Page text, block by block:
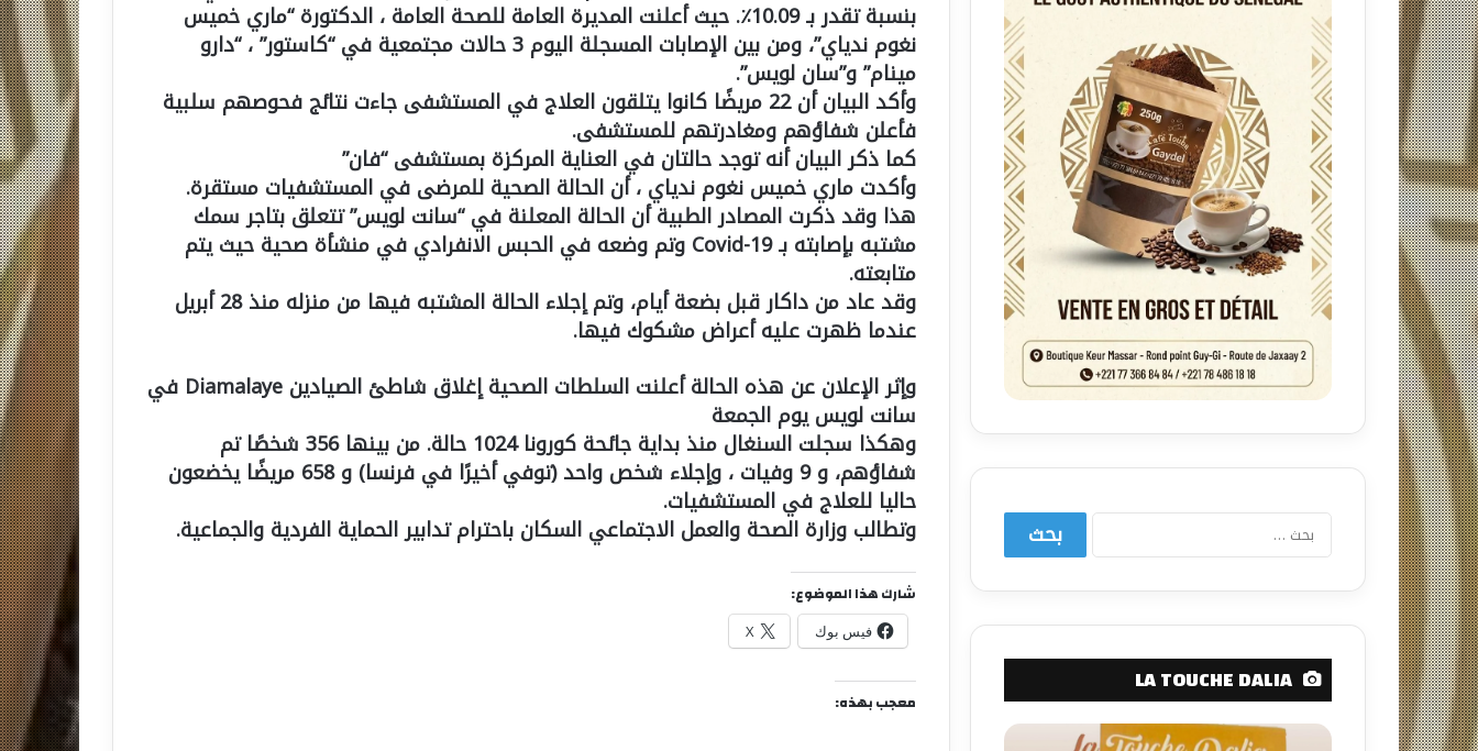
بنسبة تقدر بـ 10.09٪. حيث أعلنت المديرة العامة للصحة العامة ، الدكتورة “ماري خميس
نغوم ندياي”، ومن بين الإصابات المسجلة اليوم 3 حالات مجتمعية في “كاستور” ، “دارو
مينام” و”سان لويس”.
وأكد البيان أن 22 مريضًا كانوا يتلقون العلاج في المستشفى جاءت نتائج فحوصهم سلبية
فأعلن شفاؤهم ومغادرتهم للمستشفى.
كما ذكر البيان أنه توجد حالتان في العناية المركزة بمستشفى “فان”
وأكدت ماري خميس نغوم ندياي ، أن الحالة الصحية للمرضى في المستشفيات مستقرة.
هذا وقد ذكرت المصادر الطبية أن الحالة المعلنة في “سانت لويس” تتعلق بتاجر سمك
مشتبه بإصابته بـ Covid-19 وتم وضعه في الحبس الانفرادي في منشأة صحية حيث يتم
متابعته.
وقد عاد من داكار قبل بضعة أيام، وتم إجلاء الحالة المشتبه فيها من منزله منذ 28 أبريل
عندما ظهرت عليه أعراض مشكوك فيها.
وإثر الإعلان عن هذه الحالة أعلنت السلطات الصحية إغلاق شاطئ الصيادين Diamalaye في
سانت لويس يوم الجمعة
وهكذا سجلت السنغال منذ بداية جائحة كورونا 1024 حالة. من بينها 356 شخصًا تم
شفاؤهم، و 9 وفيات ، وإجلاء شخص واحد (توفي أخيرًا في فرنسا) و 658 مريضًا يخضعون
حاليا للعلاج في المستشفيات.
وتطالب وزارة الصحة والعمل الاجتماعي السكان باحترام تدابير الحماية الفردية والجماعية.
شارك هذا الموضوع:
فيس بوك X
معجب بهذه:
البحث
LA TOUCHE DALIA